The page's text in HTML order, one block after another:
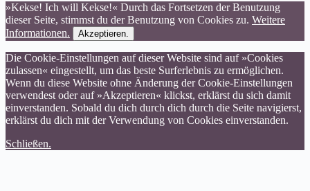
»Kekse! Ich will Kekse!« Durch das Fortsetzen der Benutzung
dieser Seite, stimmst du der Benutzung von Cookies zu. Weitere
Informationen.
Akzeptieren.
Die Cookie-Einstellungen auf dieser Website sind auf »Cookies
zulassen« eingestellt, um das beste Surferlebnis zu ermöglichen.
Wenn du diese Website ohne Änderung der Cookie-Einstellungen
verwendest oder auf »Akzeptieren« klickst, erklärst du sich damit
einverstanden. Sobald du dich durch dich durch die Seite navigierst,
erklärst du dich mit der Verwendung von Cookies einverstanden.
Schließen.